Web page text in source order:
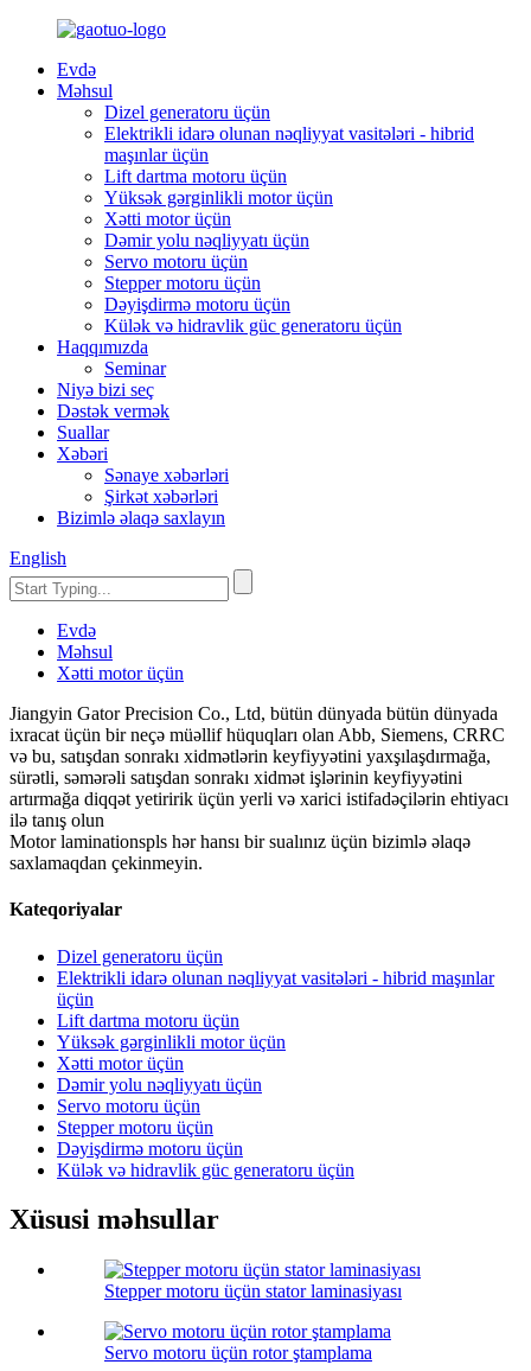
Evdə
Məhsul
Dizel generatoru üçün
Elektrikli idarə olunan nəqliyyat vasitələri - hibrid
maşınlar üçün
Lift dartma motoru üçün
Yüksək gərginlikli motor üçün
Xətti motor üçün
Dəmir yolu nəqliyyatı üçün
Servo motoru üçün
Stepper motoru üçün
Dəyişdirmə motoru üçün
Külək və hidravlik güc generatoru üçün
Haqqımızda
Seminar
Niyə bizi seç
Dəstək vermək
Suallar
Xəbəri
Sənaye xəbərləri
Şirkət xəbərləri
Bizimlə əlaqə saxlayın
English
Evdə
Məhsul
Xətti motor üçün
Jiangyin Gator Precision Co., Ltd, bütün dünyada bütün dünyada
ixracat üçün bir neçə müəllif hüquqları olan Abb, Siemens, CRRC
və bu, satışdan sonrakı xidmətlərin keyfiyyətini yaxşılaşdırmağa,
sürətli, səmərəli satışdan sonrakı xidmət işlərinin keyfiyyətini
artırmağa diqqət yetiririk üçün yerli və xarici istifadəçilərin ehtiyacı
ilə tanış olun
Motor laminationspls hər hansı bir sualınız üçün bizimlə əlaqə
saxlamaqdan çekinmeyin.
Kateqoriyalar
Dizel generatoru üçün
Elektrikli idarə olunan nəqliyyat vasitələri - hibrid maşınlar
üçün
Lift dartma motoru üçün
Yüksək gərginlikli motor üçün
Xətti motor üçün
Dəmir yolu nəqliyyatı üçün
Servo motoru üçün
Stepper motoru üçün
Dəyişdirmə motoru üçün
Külək və hidravlik güc generatoru üçün
Xüsusi məhsullar
Stepper motoru üçün stator laminasiyası
Servo motoru üçün rotor ştamplama